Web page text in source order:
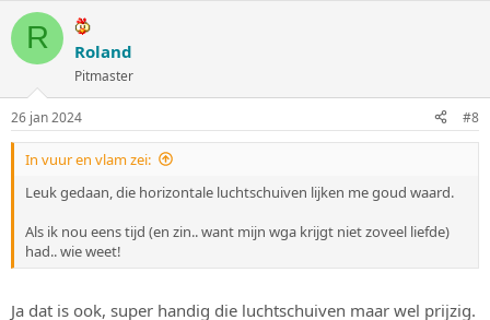
r
e
i
n
g
e
n
R Roland
Pitmaster
26 jan 2024 #8
In vuur en vlam zei:
Leuk gedaan, die horizontale luchtschuiven lijken me goud waard.
Als ik nou eens tijd (en zin.. want mijn wga krijgt niet zoveel liefde)
had.. wie weet!
Ja dat is ook, super handig die luchtschuiven maar wel prijzig.